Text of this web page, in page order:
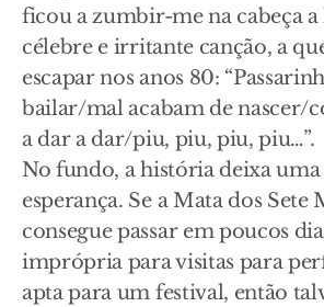
ficou a zumbir-me na cabeça a
célebre e irritante canção, a
escapar nos anos 80:
bailar/mal acabam de nascer/
a dar a dar/piu, piu, piu, piu…”.
No fundo, a história deixa uma
esperança. Se a Mata dos Sete
consegue passar em poucos
imprópria para visitas para
apta para um festival, então